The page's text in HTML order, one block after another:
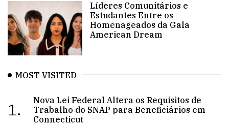
Líderes Comunitários e
Estudantes Entre os
Homenageados da Gala
American Dream
MOST VISITED
1.
Nova Lei Federal Altera os Requisitos de
Trabalho do SNAP para Beneficiários em
Connecticut